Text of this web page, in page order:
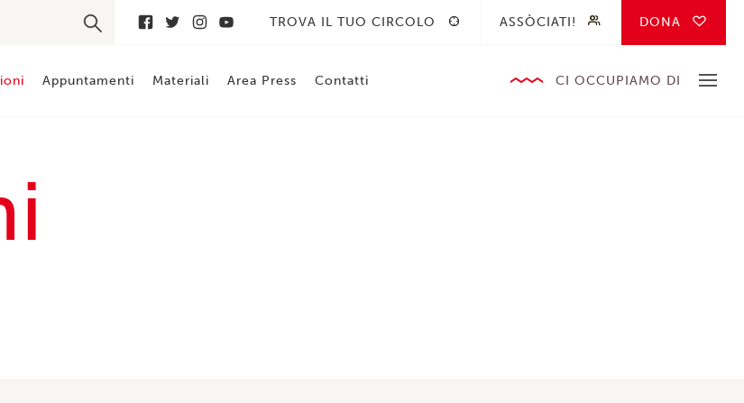
TROVA IL TUO CIRCOLO ASSÒCIATI! DONA
Appuntamenti Materiali Area Press Contatti CI OCCUPIAMO DI